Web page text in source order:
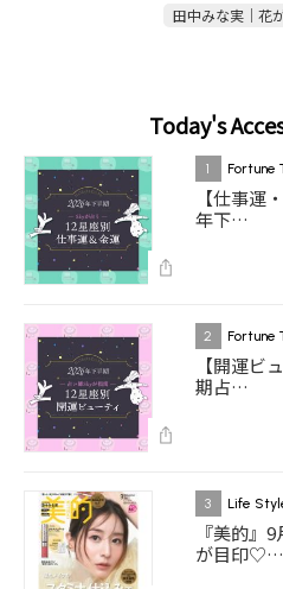
田中みな実｜花
Today's
1 Fortune
【仕事運
年下…
2 Fortune
【開運ビ
期占…
3 Life
『美的』
が目印♡…